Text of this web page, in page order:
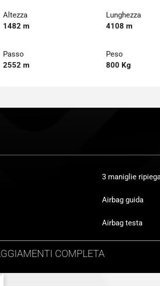
Altezza
1482 m
Lunghezza
4108 m
Passo
2552 m
Peso
800 Kg
3 maniglie
Airbag guida
Airbag testa
COMPLETA